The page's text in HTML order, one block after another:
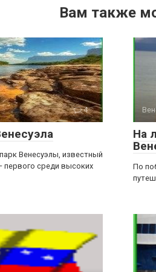
Вам также
4
Венесуэлы, известный
первого среди высоких
На
По